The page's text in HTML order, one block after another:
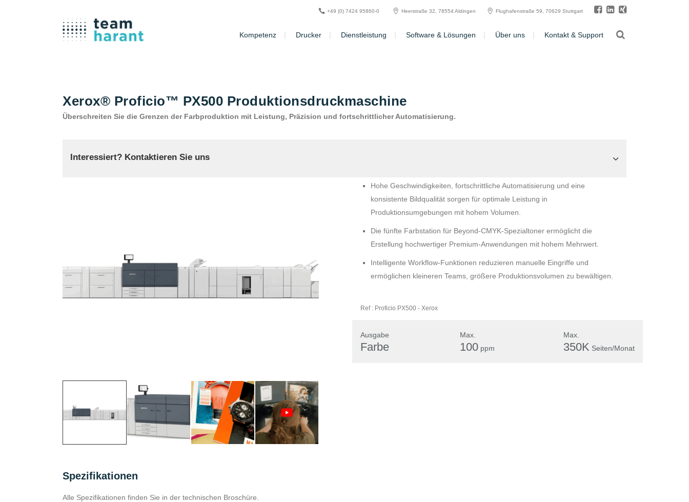
+49 (0) 7424 95860-0 Heerstraße 32, 78554 Aldingen Flughafenstraße 59, 70629 Stuttgart
Kompetenz Drucker Dienstleistung Software & Lösungen Über uns Kontakt & Support
Xerox® Proficio™ PX500 Produktionsdruckmaschine
Überschreiten Sie die Grenzen der Farbproduktion mit Leistung, Präzision und fortschrittlicher Automatisierung.
Interessiert? Kontaktieren Sie uns
Herr
Hohe Geschwindigkeiten, fortschrittliche Automatisierung und eine
konsistente Bildqualität sorgen für optimale Leistung in
Produktionsumgebungen mit hohem Volumen.
Die fünfte Farbstation für Beyond-CMYK-Spezialtoner ermöglicht die
Erstellung hochwertiger Premium-Anwendungen mit hohem Mehrwert.
Intelligente Workflow-Funktionen reduzieren manuelle Eingriffe und
ermöglichen kleineren Teams, größere Produktionsvolumen zu bewältigen.
Ref : Proficio PX500 - Xerox
Ausgabe
Farbe
Max.
100 ppm
Max.
350K Seiten/Monat
Spezifikationen
Alle Spezifikationen finden Sie in der technischen Broschüre.